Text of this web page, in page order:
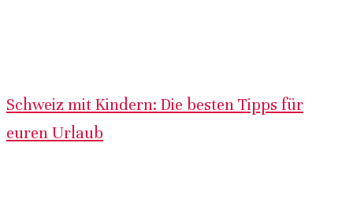
Schweiz mit Kindern: Die besten Tipps für
euren Urlaub